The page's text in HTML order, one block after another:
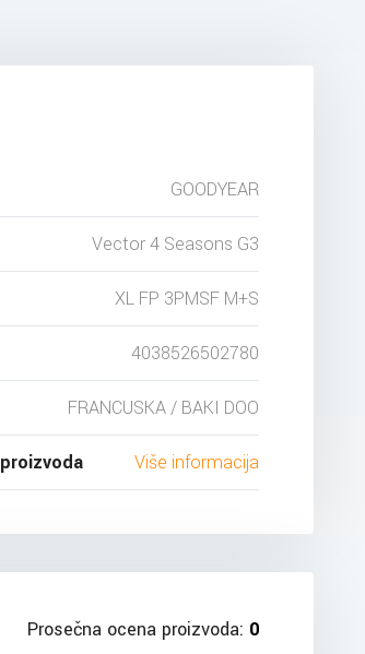
GOODYEAR
Vector 4 Seasons G3
XL FP 3PMSF M+S
4038526502780
FRANCUSKA / BAKI DOO
Više informacija
Prosečna ocena proizvoda: 0